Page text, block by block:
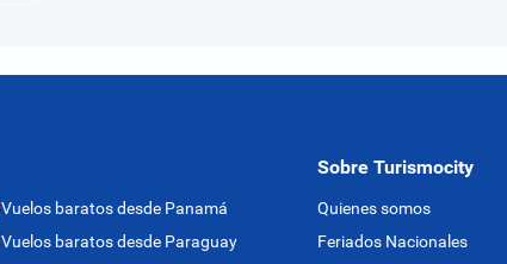
Vuelos baratos desde Panamá
Vuelos baratos desde Paraguay
Sobre Turismocity
Quienes somos
Feriados Nacionales